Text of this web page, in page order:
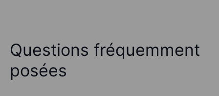
Questions fréquemment
posées